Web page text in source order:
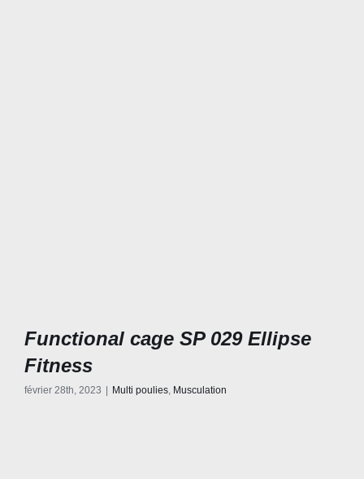
Functional cage SP 029 Ellipse
Fitness
février 28th, 2023 Multi poulies, Musculation